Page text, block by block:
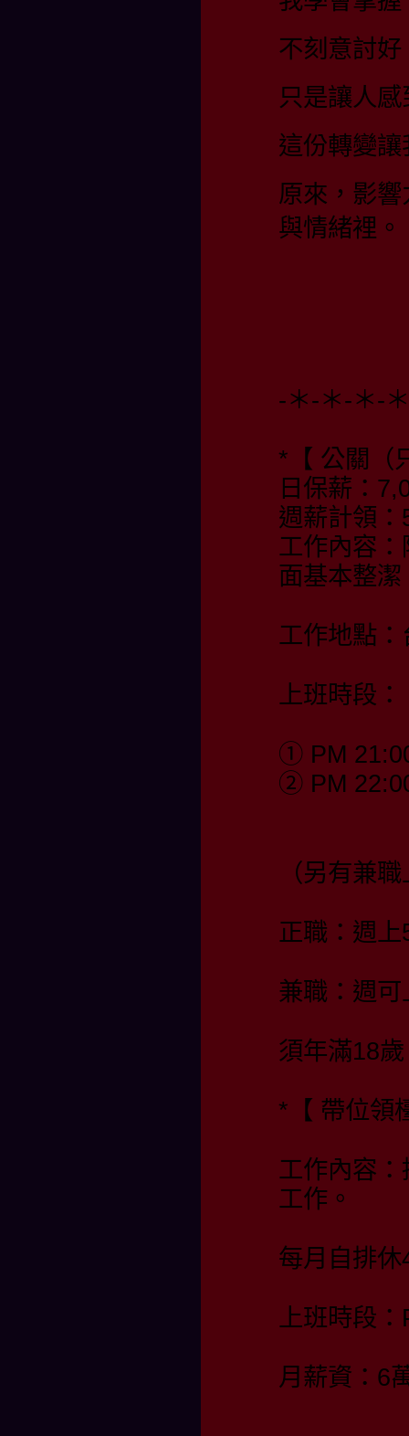
不刻意討
只是讓人
這份轉變
原來，影
與情緒裡。
-＊-＊-＊-
*【 公關（
日保薪：
週薪計領
工作內容
面基本整潔
工作地點
上班時段：
① PM
② PM
（另有兼
正職：週
兼職：週
須年滿18歲
*【 帶位領
工作內容
工作。
每月自排休
上班時段
月薪資：6